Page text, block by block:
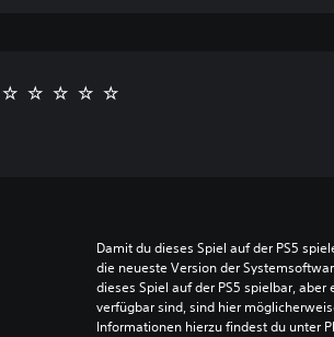
Damit du dieses Spiel auf der PS5
die neueste Version der
dieses Spiel auf der PS5 spielbar,
verfügbar sind, sind hier
Informationen hierzu findest du unter